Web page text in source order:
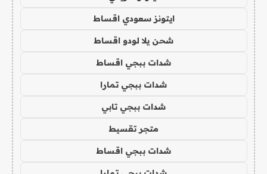
ايتونز سعودي اقساط
شحن يلا لودو اقساط
شدات ببجي اقساط
شدات ببجي تمارا
شدات ببجي تابي
متجر تقسيط
شدات ببجي اقساط